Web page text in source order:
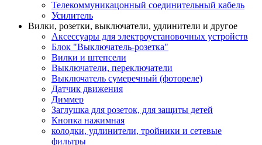
Телекоммуникацонный соединительный кабель
Усилитель
Вилки, розетки, выключатели, удлинители и другое
Аксессуары для электроустановочных устройств
Блок "Выключатель-розетка"
Вилки и штепсели
Выключатели, переключатели
Выключатель сумеречный (фотореле)
Датчик движения
Диммер
Заглушка для розеток, для защиты детей
Кнопка нажимная
колодки, удлинители, тройники и сетевые
фильтры